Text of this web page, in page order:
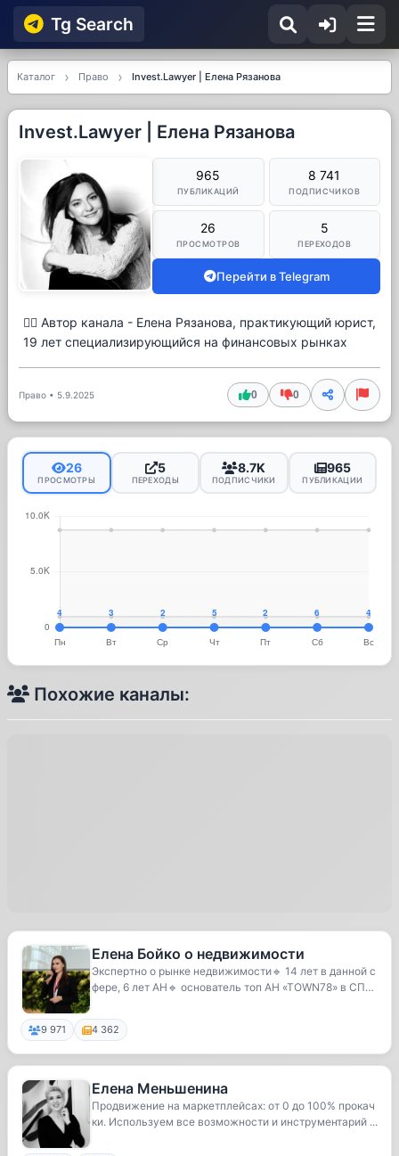
Tg Searсh
Каталог Право Invest.Lawyer | Елена Рязанова
Invest.Lawyer | Елена Рязанова
965
ПУБЛИКАЦИЙ
8 741
ПОДПИСЧИКОВ
26
ПРОСМОТРОВ
5
ПЕРЕХОДОВ
Перейти в Telegram
🙋‍♀️ Автор канала - Елена Рязанова, практикующий юрист,
19 лет специализирующийся на финансовых рынках
Право • 5.9.2025 0 0
26
ПРОСМОТРЫ
5
ПЕРЕХОДЫ
8.7K
ПОДПИСЧИКИ
965
ПУБЛИКАЦИИ
Похожие каналы:
Елена Бойко о недвижимости
Экспертно о рынке недвижимости🔹 14 лет в данной с
фере, 6 лет АН🔹 основатель топ АН «TOWN78» в СП
9 971 4 362
Елена Меньшенина
Продвижение на маркетплейсах: от 0 до 100% прокач
ки. Используем все возможности и инструментарий ...